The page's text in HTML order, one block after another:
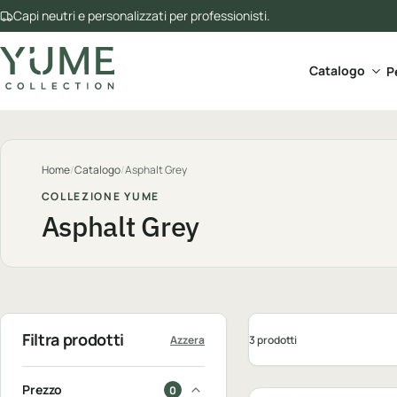
Capi neutri e personalizzati per professionisti.
Catalogo
Home/Catalogo/Asphalt Grey
COLLEZIONE YUME
Asphalt Grey
Filtra prodotti Azzera
Prezzo 0
3 prodotti
Personalizzabile